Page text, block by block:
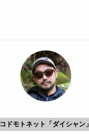
コドモトネット「ダイシャン」